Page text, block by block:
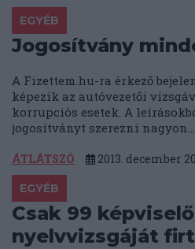
EGYÉB
Jogosítvány
A Fizettem.hu-ra érkező
képezik az autóvezetői
korrupciós esetek. A
jogosítványt szerezni nagyon...
ÁTLÁTSZÓ 2013. december
EGYÉB
Csak 99
nyelvvizsgáját